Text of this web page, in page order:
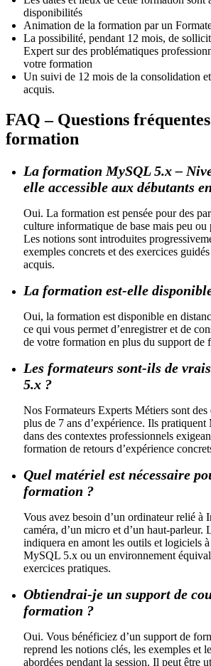
disponibilités
Animation de la formation par un
La possibilité, pendant 12 mois, de
Expert sur des problématiques
votre formation
Un suivi de 12 mois de la consolidation
acquis.
FAQ – Questions
formation
La formation MySQL 5.x –
elle accessible aux débutants
Oui. La formation est pensée pour des
culture informatique de base mais peu
Les notions sont introduites
exemples concrets et des exercices
acquis.
La formation est-elle
Oui, la formation est disponible en
ce qui vous permet d’enregistrer et de
de votre formation en plus du support de
Les formateurs sont-ils de
5.x ?
Nos Formateurs Experts Métiers sont
plus de 7 ans d’expérience. Ils
dans des contextes professionnels
formation de retours d’expérience
Quel matériel est nécessaire
formation ?
Vous avez besoin d’un ordinateur relié à
caméra, d’un micro et d’un haut-parleur.
indiquera en amont les outils et logiciels
MySQL 5.x ou un environnement
exercices pratiques.
Obtiendrai-je un support de
formation ?
Oui. Vous bénéficiez d’un support de
reprend les notions clés, les exemples et
abordées pendant la session. Il peut être